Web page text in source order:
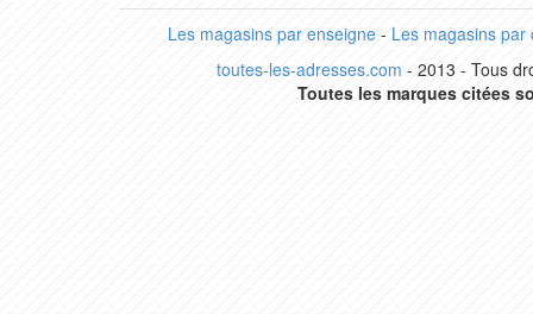
Les magasins par enseigne- Les magasins par
toutes-les-adresses.com - 2013 - Tous
Toutes les marques citées